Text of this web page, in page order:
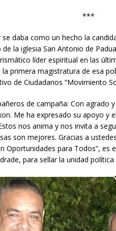
***
daba como un hecho la
la iglesia San Antonio de
líder espiritual en las
primera magistratura de esa
de Ciudadanos “Movimiento
de campaña: Con agrado
Me ha expresado su apoyo y
nos anima y nos invita a
son mejores. Gracias a
Oportunidades para Todos”, es
para sellar la unidad